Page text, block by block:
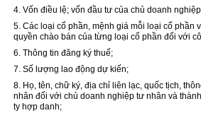
4. Vốn điều lệ; vốn đầu tư của chủ doanh
5. Các loại cổ phần, mệnh giá mỗi loại cổ phần
quyền chào bán của từng loại cổ phần đối với
6. Thông tin đăng ký thuế;
7. Số lượng lao động dự kiến;
8. Họ, tên, chữ ký, địa chỉ liên lạc, quốc tịch,
nhân đối với chủ doanh nghiệp tư nhân và
ty hợp danh;